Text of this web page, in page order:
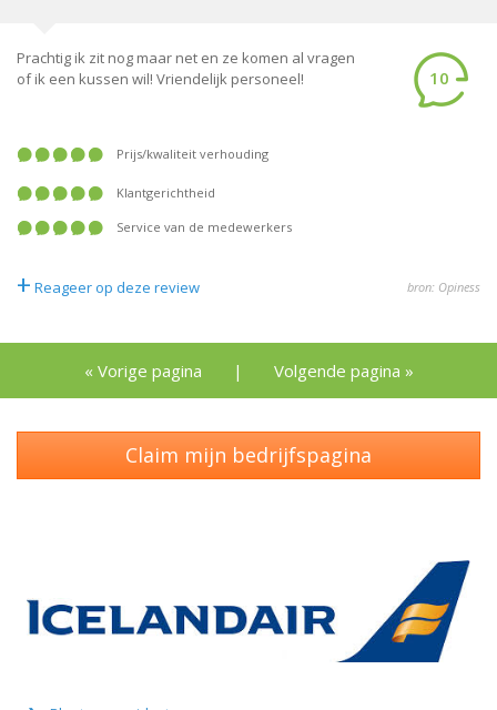
Prachtig ik zit nog maar net en ze komen al vragen
of ik een kussen wil! Vriendelijk personeel!
10
prijs/kwaliteit verhouding
klantgerichtheid
service van de medewerkers
+ Reageer op deze review bron: Opiness
« Vorige pagina | Volgende pagina »
Claim mijn bedrijfspagina